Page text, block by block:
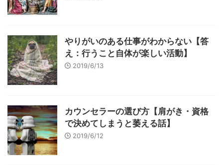
やりがいのある仕事がわからない【答
え：行うこと自体が楽しい活動】
2019/6/13
カウンセラーの選び方【肩がき・資格
で決めてしまうと萎える話】
2019/6/12